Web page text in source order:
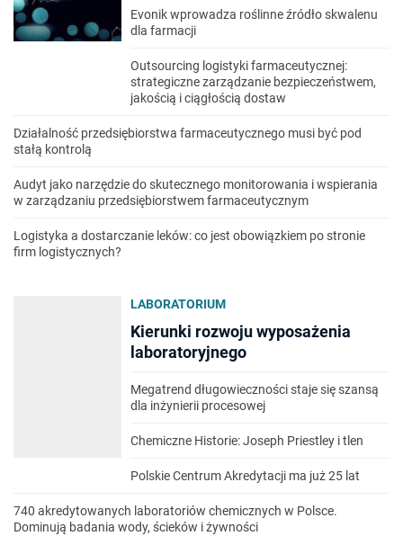
Evonik wprowadza roślinne źródło skwalenu
dla farmacji
Outsourcing logistyki farmaceutycznej:
strategiczne zarządzanie bezpieczeństwem,
jakością i ciągłością dostaw
Działalność przedsiębiorstwa farmaceutycznego musi być pod
stałą kontrolą
Audyt jako narzędzie do skutecznego monitorowania i wspierania
w zarządzaniu przedsiębiorstwem farmaceutycznym
Logistyka a dostarczanie leków: co jest obowiązkiem po stronie
firm logistycznych?
LABORATORIUM
Kierunki rozwoju wyposażenia
laboratoryjnego
Megatrend długowieczności staje się szansą
dla inżynierii procesowej
Chemiczne Historie: Joseph Priestley i tlen
Polskie Centrum Akredytacji ma już 25 lat
740 akredytowanych laboratoriów chemicznych w Polsce.
Dominują badania wody, ścieków i żywności